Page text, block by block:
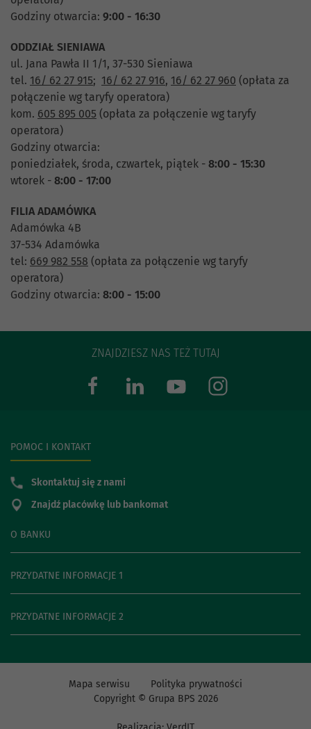
Godziny otwarcia: 9:00 - 16:30
ODDZIAŁ SIENIAWA
ul. Jana Pawła II 1/1, 37-530 Sieniawa
tel. 16/ 62 27 915; 16/ 62 27 916, 16/ 62 27 960 (opłata za
połączenie wg taryfy operatora)
kom. 605 895 005 (opłata za połączenie wg taryfy
operatora)
Godziny otwarcia:
poniedziałek, środa, czwartek, piątek - 8:00 - 15:30
wtorek - 8:00 - 17:00
FILIA ADAMÓWKA
Adamówka 4B
37-534 Adamówka
tel: 669 982 558 (opłata za połączenie wg taryfy
operatora)
Godziny otwarcia: 8:00 - 15:00
ZNAJDZIESZ NAS TEŻ TUTAJ
O BANKU
PRZYDATNE INFORMACJE 1
PRZYDATNE INFORMACJE 2
POMOC I KONTAKT
Skontaktuj się z nami
Znajdź placówkę lub bankomat
Mapa serwisu
Polityka prywatności
Copyright © Grupa BPS 2026